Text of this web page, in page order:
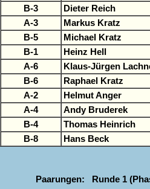
B-3
Dieter Reich
A-3 Markus Kratz
B-5
Michael Kratz
B-1
Heinz Hell
A-6 Klaus-Jürgen
B-6
Raphael Kratz
A-2 Helmut Anger
A-4
Andy Bruderek
B-4 Thomas Heinrich
B-8
Hans Beck
Paarungen: Runde 1